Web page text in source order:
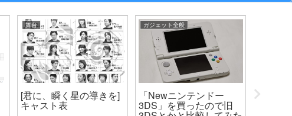
舞台
[君に、瞬く星の導きを]
キャスト表
ガジェット全般
「Newニンテンドー
3DS」を買ったので旧
【明日